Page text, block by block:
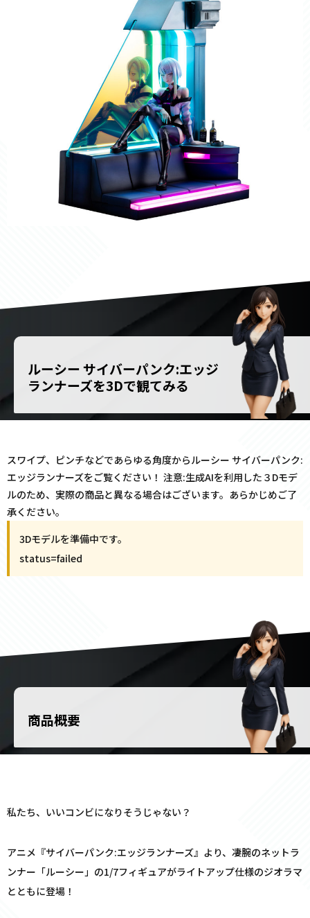
ルーシー サイバーパンク:エッジ
ランナーズを3Dで観てみる
スワイプ、ピンチなどであらゆる角度からルーシー サイバーパンク:
エッジランナーズをご覧ください！ 注意:生成AIを利用した３Dモデ
ルのため、実際の商品と異なる場合はございます。あらかじめご了
承ください。
3Dモデルを準備中です。
status=failed
商品概要
――私たち、いいコンビになりそうじゃない？
アニメ『サイバーパンク:エッジランナーズ』より、凄腕のネットラ
ンナー「ルーシー」の1/7フィギュアがライトアップ仕様のジオラマ
とともに登場！